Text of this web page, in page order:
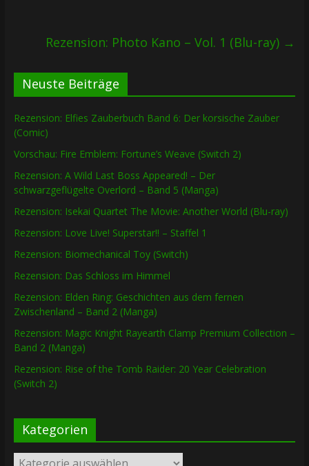
Rezension: Photo Kano – Vol. 1 (Blu-ray) →
Neuste Beiträge
Rezension: Elfies Zauberbuch Band 6: Der korsische Zauber
(Comic)
Vorschau: Fire Emblem: Fortune’s Weave (Switch 2)
Rezension: A Wild Last Boss Appeared! – Der
schwarzgeflügelte Overlord – Band 5 (Manga)
Rezension: Isekai Quartet The Movie: Another World (Blu-ray)
Rezension: Love Live! Superstar!! – Staffel 1
Rezension: Biomechanical Toy (Switch)
Rezension: Das Schloss im Himmel
Rezension: Elden Ring: Geschichten aus dem fernen
Zwischenland – Band 2 (Manga)
Rezension: Magic Knight Rayearth Clamp Premium Collection –
Band 2 (Manga)
Rezension: Rise of the Tomb Raider: 20 Year Celebration
(Switch 2)
Kategorien
Kategorien